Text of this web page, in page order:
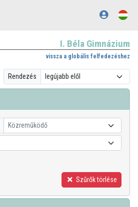
I. Béla Gimnázium
vissza a globális felfedezéshez
Rendezés
Közreműködő
Szűrők törlése